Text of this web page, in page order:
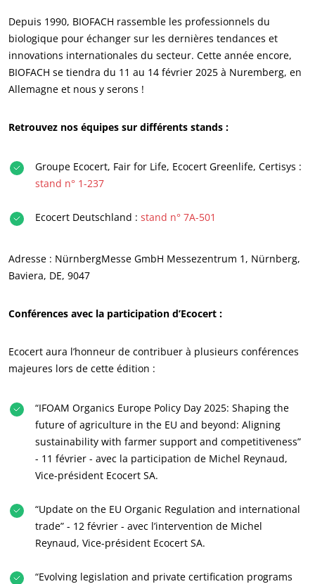
ECOCERT
Carrières
NOS ENGAGEMENTS RSE
Agir via nos prestations
Progresser avec nos équipes
S’investir pour notre environnement
Innover avec notre écosystème
Depuis 1990, BIOFACH rassemble les professionnels du
biologique pour échanger sur les dernières tendances et
innovations internationales du secteur. Cette année encore,
BIOFACH se tiendra du 11 au 14 février 2025 à Nuremberg, en
Allemagne et nous y serons !
Retrouvez nos équipes sur différents stands :
Groupe Ecocert, Fair for Life, Ecocert Greenlife, Certisys :
stand n° 1-237
Ecocert Deutschland : stand n° 7A-501
Adresse : NürnbergMesse GmbH Messezentrum 1, Nürnberg,
Baviera, DE, 9047
Conférences avec la participation d’Ecocert :
Ecocert aura l’honneur de contribuer à plusieurs conférences
majeures lors de cette édition :
“IFOAM Organics Europe Policy Day 2025: Shaping the
future of agriculture in the EU and beyond: Aligning
sustainability with farmer support and competitiveness”
- 11 février - avec la participation de Michel Reynaud,
Vice-président Ecocert SA.
“Update on the EU Organic Regulation and international
trade” - 12 février - avec l’intervention de Michel
Reynaud, Vice-président Ecocert SA.
“Evolving legislation and private certification programs